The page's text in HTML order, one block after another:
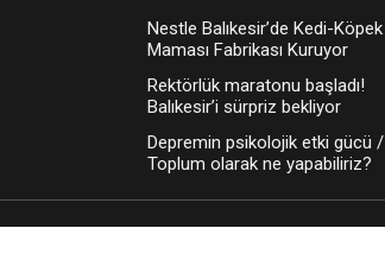
Nestle Balıkesir’de Kedi-Köpek
Maması Fabrikası Kuruyor
Rektörlük maratonu başladı!
Balıkesir’i sürpriz bekliyor
Depremin psikolojik etki gücü /
Toplum olarak ne yapabiliriz?